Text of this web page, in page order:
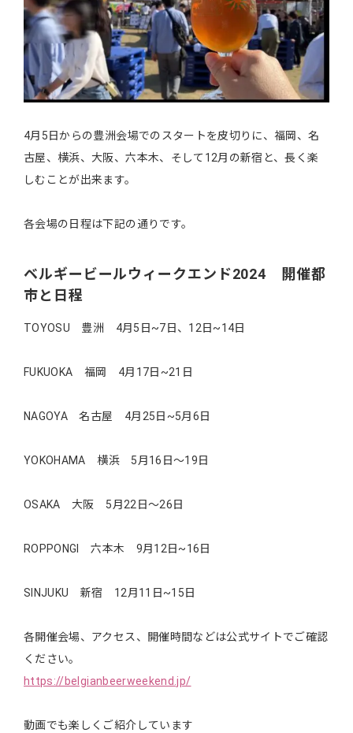
4月5日からの豊洲会場でのスタートを皮切りに、福岡、名
古屋、横浜、大阪、六本木、そして12月の新宿と、長く楽
しむことが出来ます。
各会場の日程は下記の通りです。
ベルギービールウィークエンド2024 開催都
市と日程
TOYOSU 豊洲 4月5日~7日、12日~14日
FUKUOKA 福岡 4月17日~21日
NAGOYA 名古屋 4月25日~5月6日
YOKOHAMA 横浜 5月16日～19日
OSAKA 大阪 5月22日～26日
ROPPONGI 六本木 9月12日~16日
SINJUKU 新宿 12月11日~15日
各開催会場、アクセス、開催時間などは公式サイトでご確認
ください。
https://belgianbeerweekend.jp/
動画でも楽しくご紹介しています